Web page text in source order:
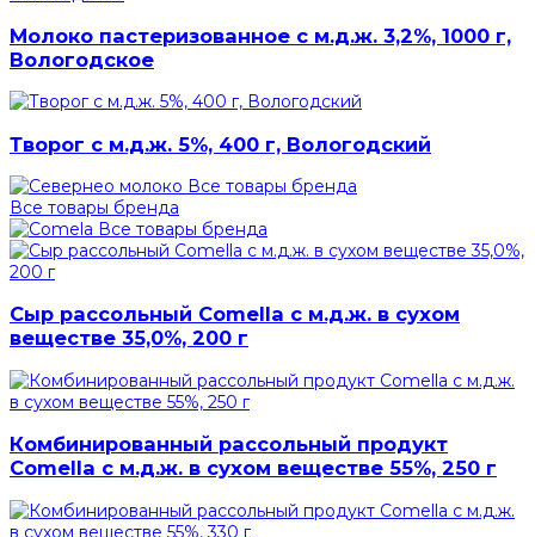
Молоко пастеризованное с м.д.ж. 3,2%, 1000 г,
Вологодское
Творог с м.д.ж. 5%, 400 г, Вологодский
Все товары бренда
Все товары бренда
Все товары бренда
Сыр рассольный Comella с м.д.ж. в сухом
веществе 35,0%, 200 г
Комбинированный рассольный продукт
Comella с м.д.ж. в сухом веществе 55%, 250 г